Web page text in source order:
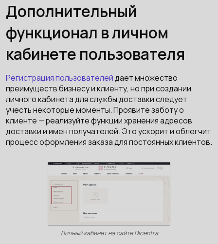
Дополнительный
функционал в личном
кабинете пользователя
Регистрация пользователейдает множество
преимуществ бизнесу и клиенту, но при создании
личного кабинета для службы доставки следует
учесть некоторые моменты. Проявите заботу о
клиенте — реализуйте функции хранения адресов
доставки и имен получателей. Это ускорит и облегчит
процесс оформления заказа для постоянных клиентов.
Личный кабинет на сайте Dicentra